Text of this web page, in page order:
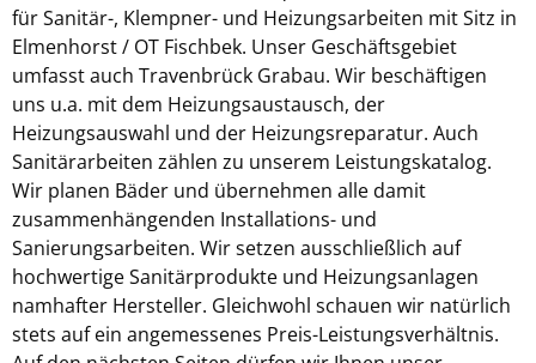
für Sanitär-, Klempner- und Heizungsarbeiten mit Sitz in
Elmenhorst / OT Fischbek. Unser Geschäftsgebiet
umfasst auch Travenbrück Grabau. Wir beschäftigen
uns u.a. mit dem Heizungsaustausch, der
Heizungsauswahl und der Heizungsreparatur. Auch
Sanitärarbeiten zählen zu unserem Leistungskatalog.
Wir planen Bäder und übernehmen alle damit
zusammenhängenden Installations- und
Sanierungsarbeiten. Wir setzen ausschließlich auf
hochwertige Sanitärprodukte und Heizungsanlagen
namhafter Hersteller. Gleichwohl schauen wir natürlich
stets auf ein angemessenes Preis-Leistungsverhältnis.